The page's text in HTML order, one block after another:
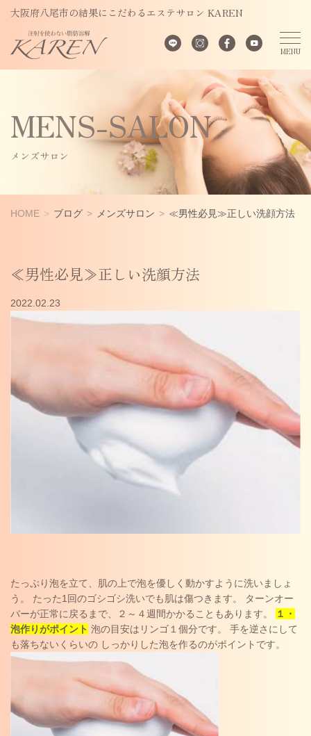
大阪府八尾市の結果にこだわるエステサロン KAREN
MENS-SALON
メンズサロン
HOME ブログ メンズサロン ≪男性必見≫正しい洗顔方法
≪男性必見≫正しい洗顔方法
2022.02.23
たっぷり泡を立て、肌の上で泡を優しく動かすように洗いましょ
う。 たった1回のゴシゴシ洗いでも肌は傷つきます。 ターンオー
バーが正常に戻るまで、２～４週間かかることもあります。
１・
泡作りがポイント 泡の目安はリンゴ１個分です。 手を逆さにして
も落ちないくらいの しっかりした泡を作るのがポイントです。